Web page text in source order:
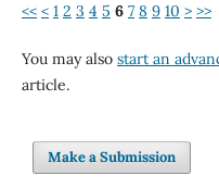
<< < 1 2 3 4 5 6 7 8 9 10 > >>
You may also start an
article.
Make a Submission